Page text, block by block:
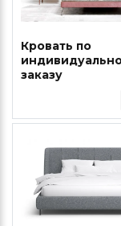
Кровать по
заказу